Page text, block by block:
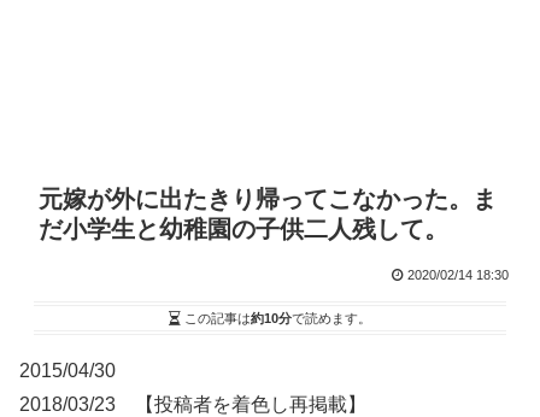
元嫁が外に出たきり帰ってこなかった。ま
だ小学生と幼稚園の子供二人残して。
2020/02/14 18:30
この記事は約10分で読めます。
2015/04/30
2018/03/23 【投稿者を着色し再掲載】